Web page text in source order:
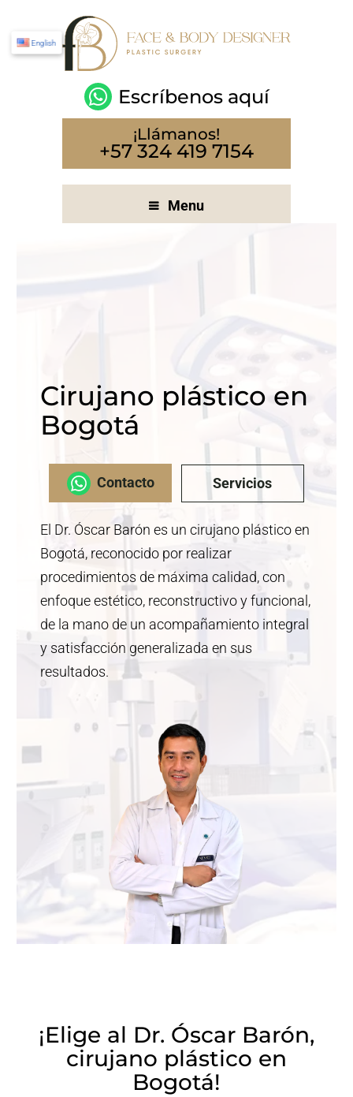
Escríbenos aquí
¡Llámanos!
+57 324 419 7154
English
Menu
Cirujano plástico en
Bogotá
Contacto Servicios
El Dr. Óscar Barón es un cirujano plástico en
Bogotá, reconocido por realizar
procedimientos de máxima calidad, con
enfoque estético, reconstructivo y funcional,
de la mano de un acompañamiento integral
y satisfacción generalizada en sus
resultados.
¡Elige al Dr. Óscar Barón,
cirujano plástico en
Bogotá!